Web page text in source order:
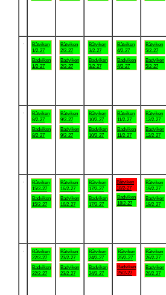
Båtviken
1/2-27
Badviken
1/2-27
Båtviken
2/2-27
Badviken
2/2-27
Båtviken
3/2-27
Badviken
3/2-27
Båtviken
4/2-27
Badviken
4/2-27
Båtviken
5/2-27
Badviken
5/2-27
Båtviken
8/2-27
Badviken
8/2-27
Båtviken
9/2-27
Badviken
9/2-27
Båtviken
10/2-27
Badviken
10/2-27
Båtviken
11/2-27
Badviken
11/2-27
Båtviken
12/2-27
Badviken
12/2-27
Båtviken
15/2-27
Badviken
15/2-27
Båtviken
16/2-27
Badviken
16/2-27
Båtviken
17/2-27
Badviken
17/2-27
Båtviken
18/2-27
Badviken
18/2-27
Båtviken
19/2-27
Badviken
19/2-27
Båtviken
22/2-27
Badviken
22/2-27
Båtviken
23/2-27
Badviken
23/2-27
Båtviken
24/2-27
Badviken
24/2-27
Båtviken
25/2-27
Badviken
25/2-27
Båtviken
26/2-27
Badviken
26/2-27